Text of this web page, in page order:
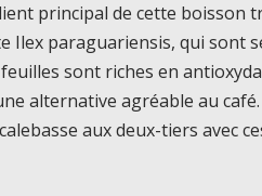
principal de cette boisson
Ilex paraguariensis, qui sont
sont riches en
alternative agréable au
aux deux-tiers avec